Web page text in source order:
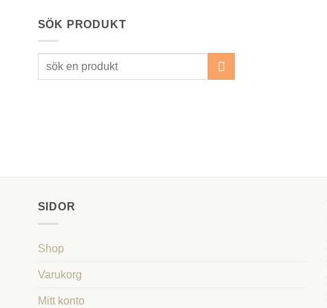
SÖK PRODUKT
Sök
SIDOR
Shop
Varukorg
Mitt konto